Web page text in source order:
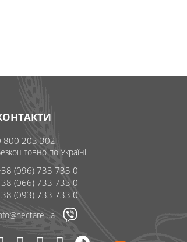
800 203 302
по Україні
(096) 733 733 0
(066) 733 733 0
(093) 733 733 0